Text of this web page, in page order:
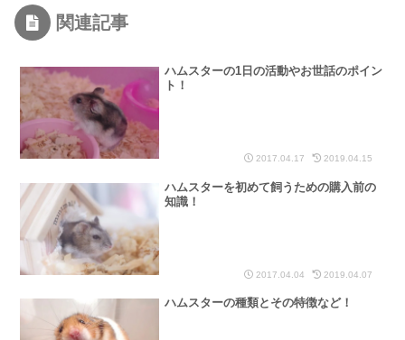
関連記事
ハムスターの1日の活動やお世話のポイン
ト！
2017.04.17 2019.04.15
ハムスターを初めて飼うための購入前の
知識！
2017.04.04 2019.04.07
ハムスターの種類とその特徴など！